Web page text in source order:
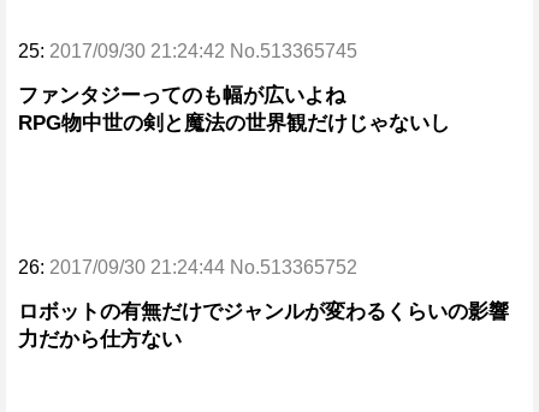
25: 2017/09/30 21:24:42 No.513365745
ファンタジーってのも幅が広いよね
RPG物中世の剣と魔法の世界観だけじゃないし
26: 2017/09/30 21:24:44 No.513365752
ロボットの有無だけでジャンルが変わるくらいの影響
力だから仕方ない